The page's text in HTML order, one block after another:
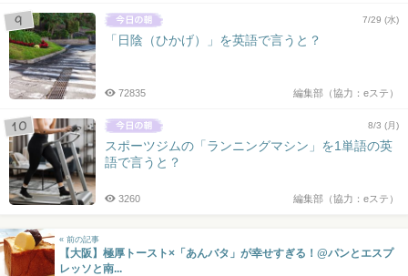
7/29 (水)
「日陰（ひかげ）」を英語で言うと？
編集部（協力：eステ）
72835
8/3 (月)
スポーツジムの「ランニングマシン」を1単語の英
語で言うと？
編集部（協力：eステ）
3260
« 前の記事
【大阪】極厚トースト×「あんバタ」が幸せすぎる！@パンとエスプ
レッソと南...